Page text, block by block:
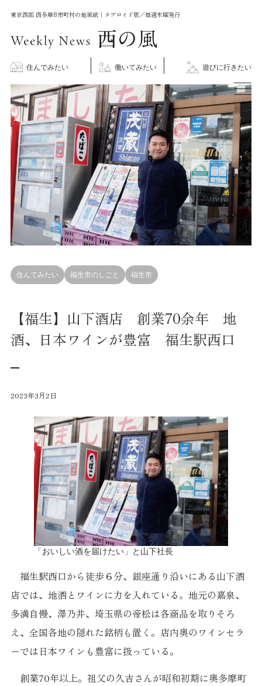
東京西部 西多摩8市町村の地域紙｜タブロイド版／毎週木曜発行
住んでみたい 働いてみたい 遊びに行きたい
住んでみたい 福生市のしごと 福生市
【福生】山下酒店 創業70余年 地
酒、日本ワインが豊富 福生駅西口
2023年3月2日
「おいしい酒を届けたい」と山下社長
福生駅西口から徒歩６分、銀座通り沿いにある山下酒
店では、地酒とワインに力を入れている。地元の嘉泉、
多満自慢、澤乃井、埼玉県の帝松は各商品を取りそろ
え、全国各地の隠れた銘柄も置く。店内奥のワインセラ
ーでは日本ワインも豊富に扱っている。
創業70年以上。祖父の久吉さんが昭和初期に奥多摩町